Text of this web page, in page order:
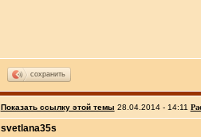
сохранить
Показать ссылку этой темы 28.04.2014 - 14:11
svetlana35s